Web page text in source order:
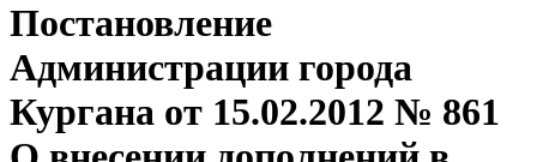
Постановление
Администрации города
Кургана от 15.02.2012 № 861